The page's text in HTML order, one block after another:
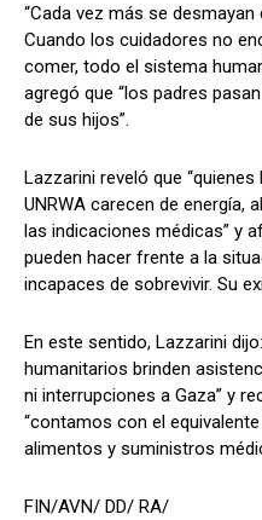
“Cada vez más se
Cuando los cuidadores no
comer, todo el sistema
agregó que “los padres
de sus hijos”.
Lazzarini reveló que
UNRWA carecen de energía,
las indicaciones médicas” y
pueden hacer frente a la
incapaces de sobrevivir. Su
En este sentido, Lazzarini
humanitarios brinden
ni interrupciones a Gaza” y
“contamos con el
alimentos y suministros
FIN/AVN/ DD/ RA/